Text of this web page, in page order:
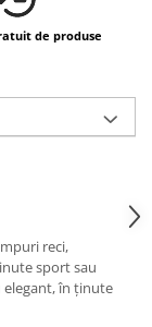
de produse
reci,
sport sau
elegant, în ținute